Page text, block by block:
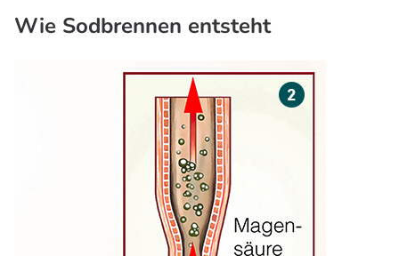
Wie Sodbrennen entsteht